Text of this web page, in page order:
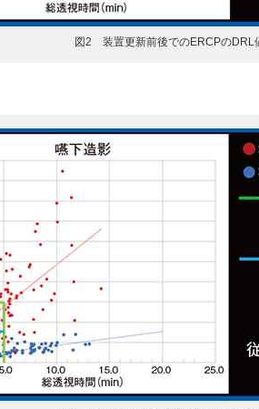
図2 装置更新前後でのERCPのDRL